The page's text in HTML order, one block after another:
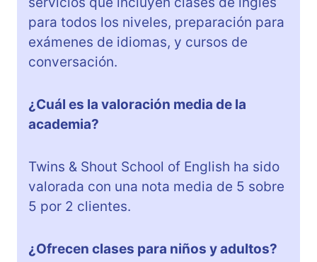
para todos los niveles, preparación para
exámenes de idiomas, y cursos de
conversación.
¿Cuál es la valoración media de la
academia?
Twins & Shout School of English ha sido
valorada con una nota media de 5 sobre
5 por 2 clientes.
¿Ofrecen clases para niños y adultos?